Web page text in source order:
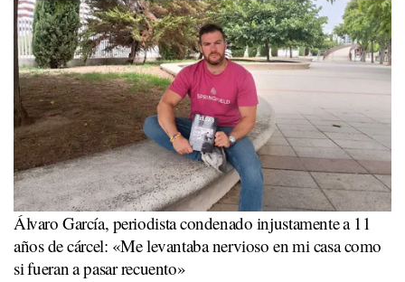
Álvaro García, periodista condenado injustamente a 11
años de cárcel: «Me levantaba nervioso en mi casa como
si fueran a pasar recuento»